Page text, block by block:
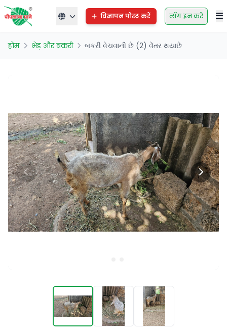
विज्ञापन पोस्ट करें लॉग इन करें
होम भेड़ और बकरी બકરી વેચવાની છે (2) વેંતર થયાછે